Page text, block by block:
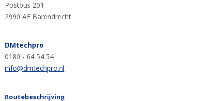
Postbus 201
2990 AE Barendrecht
DMtechpro
0180 - 64 54 54
info@dmtechpro.nl
Routebeschrijving